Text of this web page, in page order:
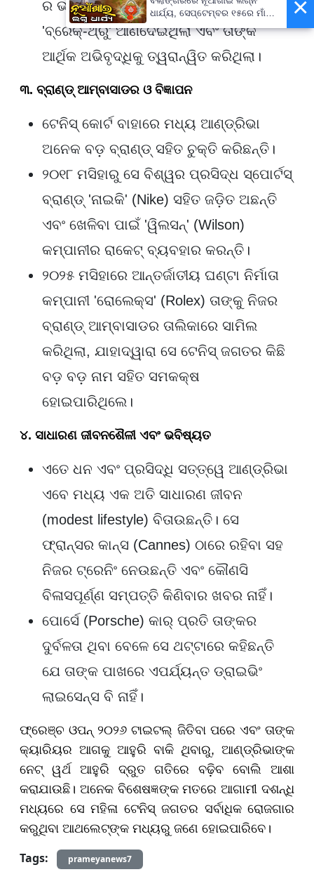
ର ଭଲ ପ୍ରଦର୍ଶନ ତାଙ୍କ ପାଇଁ ଏକ ବଡ଼
'ବ୍ରେକ୍-ଥ୍ରୁ' ଆଣିଦେଇଥିଲା ଏବଂ ତାଙ୍କ
ଆର୍ଥିକ ଅଭିବୃଦ୍ଧିକୁ ତ୍ୱରାନ୍ୱିତ କରିଥିଲା।
୩. ବ୍ରାଣ୍ଡ୍ ଆମ୍ବାସାଡର ଓ ବିଜ୍ଞାପନ
ଟେନିସ୍ କୋର୍ଟ ବାହାରେ ମଧ୍ୟ ଆଣ୍ଡ୍ରିଭା
ଅନେକ ବଡ଼ ବ୍ରାଣ୍ଡ୍ ସହିତ ଚୁକ୍ତି କରିଛନ୍ତି।
୨୦୧୮ ମସିହାରୁ ସେ ବିଶ୍ୱର ପ୍ରସିଦ୍ଧ ସ୍ପୋର୍ଟସ୍
ବ୍ରାଣ୍ଡ୍ 'ନାଇକି' (Nike) ସହିତ ଜଡ଼ିତ ଅଛନ୍ତି
ଏବଂ ଖେଳିବା ପାଇଁ 'ୱିଲସନ୍' (Wilson)
କମ୍ପାନୀର ରାକେଟ୍ ବ୍ୟବହାର କରନ୍ତି।
୨୦୨୫ ମସିହାରେ ଆନ୍ତର୍ଜାତୀୟ ଘଣ୍ଟା ନିର୍ମାତା
କମ୍ପାନୀ 'ରୋଲେକ୍ସ' (Rolex) ତାଙ୍କୁ ନିଜର
ବ୍ରାଣ୍ଡ୍ ଆମ୍ବାସାଡର ତାଲିକାରେ ସାମିଲ
କରିଥିଲା, ଯାହାଦ୍ୱାରା ସେ ଟେନିସ୍ ଜଗତର କିଛି
ବଡ଼ ବଡ଼ ନାମ ସହିତ ସମକକ୍ଷ
ହୋଇପାରିଥିଲେ।
୪. ସାଧାରଣ ଜୀବନଶୈଳୀ ଏବଂ ଭବିଷ୍ୟତ
ଏତେ ଧନ ଏବଂ ପ୍ରସିଦ୍ଧି ସତ୍ତ୍ୱେ ଆଣ୍ଡ୍ରିଭା
ଏବେ ମଧ୍ୟ ଏକ ଅତି ସାଧାରଣ ଜୀବନ
(modest lifestyle) ବିତାଉଛନ୍ତି। ସେ
ଫ୍ରାନ୍ସର କାନ୍ସ (Cannes) ଠାରେ ରହିବା ସହ
ନିଜର ଟ୍ରେନିଂ ନେଉଛନ୍ତି ଏବଂ କୌଣସି
ବିଳାସପୂର୍ଣ୍ଣ ସମ୍ପତ୍ତି କିଣିବାର ଖବର ନାହିଁ।
ପୋର୍ସେ (Porsche) କାର୍ ପ୍ରତି ତାଙ୍କର
ଦୁର୍ବଳତା ଥିବା ବେଳେ ସେ ଥଟ୍ଟାରେ କହିଛନ୍ତି
ଯେ ତାଙ୍କ ପାଖରେ ଏପର୍ଯ୍ୟନ୍ତ ଡ୍ରାଇଭିଂ
ଲାଇସେନ୍ସ ବି ନାହିଁ।
ଫ୍ରେଞ୍ଚ ଓପନ୍ ୨୦୨୬ ଟାଇଟଲ୍ ଜିତିବା ପରେ ଏବଂ ତାଙ୍କ
କ୍ୟାରିୟର ଆଗକୁ ଆହୁରି ବାକି ଥିବାରୁ, ଆଣ୍ଡ୍ରିଭାଙ୍କ
ନେଟ୍ ୱର୍ଥ ଆହୁରି ଦ୍ରୁତ ଗତିରେ ବଢ଼ିବ ବୋଲି ଆଶା
କରାଯାଉଛି। ଅନେକ ବିଶେଷଜ୍ଞଙ୍କ ମତରେ ଆଗାମୀ ଦଶନ୍ଧି
ମଧ୍ୟରେ ସେ ମହିଳା ଟେନିସ୍ ଜଗତର ସର୍ବାଧିକ ରୋଜଗାର
କରୁଥିବା ଆଥଲେଟ୍ଙ୍କ ମଧ୍ୟରୁ ଜଣେ ହୋଇପାରିବେ।
Tags: prameyanews7
×
ଧାର୍ଯ୍ୟ, ସେପ୍ଟେମ୍ବର ୧୫ରେ ମାଁ
ପାଟଣେଶ୍ୱରୀଙ୍କ ନିକଟରେ ଲାଗି
ହେବ ନବାନ୍ନ